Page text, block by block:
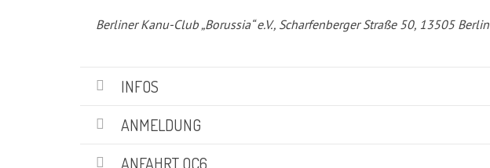
Berliner Kanu-Club „Borussia“ e.V., Scharfenberger Straße 50, 13505 Berlin
INFOS
ANMELDUNG
ANFAHRT OC6
Abteilungen (5)
Kanadier(6)
Kanu-Rennsport
Kids – Teens (10)
Social Marketing(1)